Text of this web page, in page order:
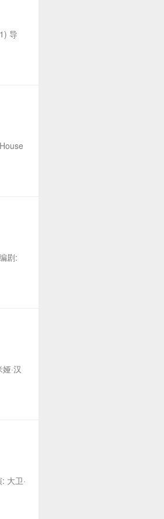
导
剧:
·汉
大卫·